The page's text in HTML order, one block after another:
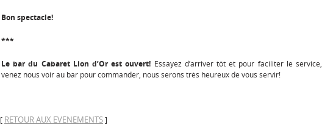
Bon spectacle!
***
Le bar du Cabaret Lion d’Or est ouvert! Essayez d’arriver tôt et pour faciliter le service,
venez nous voir au bar pour commander, nous serons très heureux de vous servir!
[ RETOUR AUX EVENEMENTS]